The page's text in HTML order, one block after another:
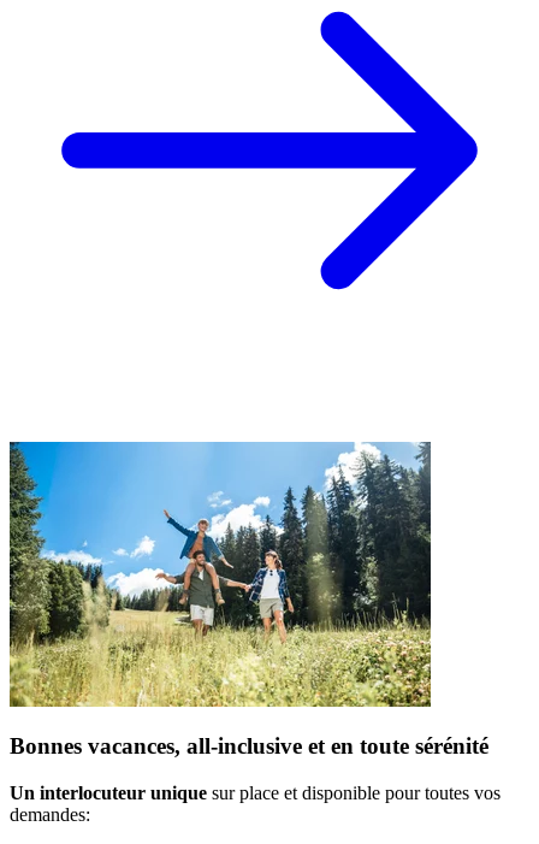
Bonnes vacances, all-inclusive et en toute sérénité
Un interlocuteur unique sur place et disponible pour toutes vos
demandes: